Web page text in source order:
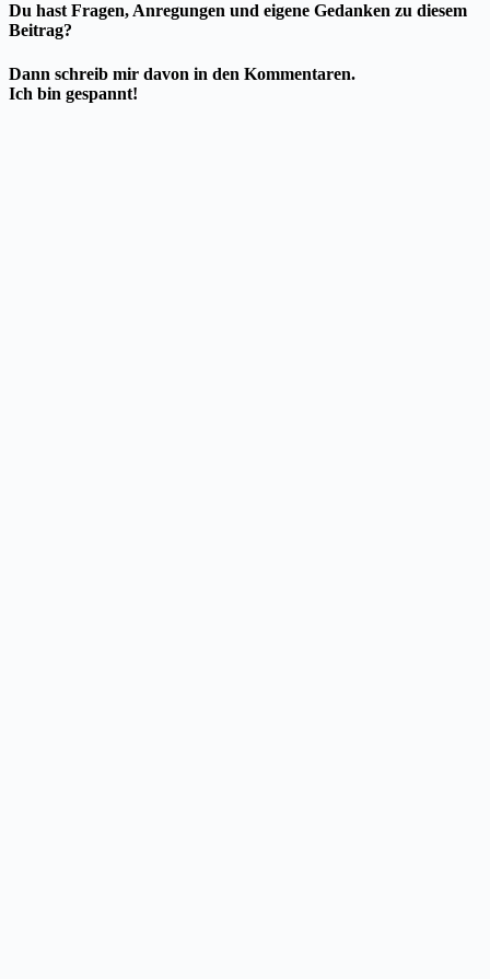
Du hast Fragen, Anregungen und eigene Gedanken zu diesem
Beitrag?
Dann schreib mir davon in den Kommentaren.
Ich bin gespannt!